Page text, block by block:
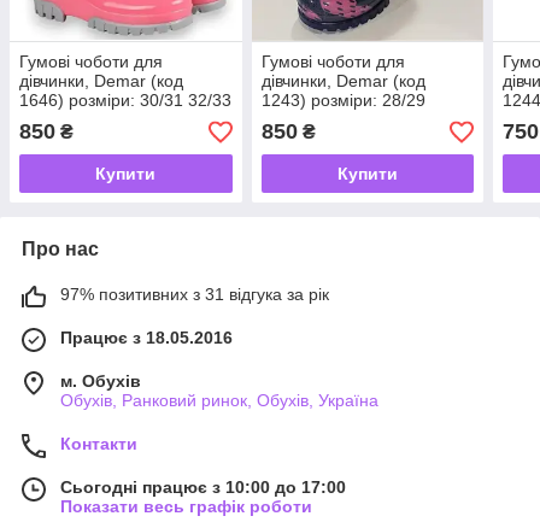
Гумові чоботи для
дівчинки, Demar (код
1646) розміри: 30/31 32/33
850 ₴
Купити
Гумові чоботи для
дівчинки, Demar (код
1243) розміри: 28/29
850₴
Купити
750
Про нас
97% позитивних з 31 відгука за рік
Працює з 18.05.2016
м. Обухів
Обухів, Ранковий ринок, Обухів, Україна
Контакти
Сьогодні працює з 10:00 до 17:00
Показати весь графік роботи